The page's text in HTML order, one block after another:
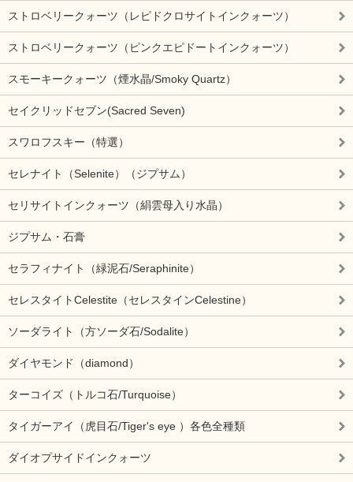
ストロベリークォーツ（レピドクロサイトインクォーツ）
ストロベリークォーツ（ピンクエピドートインクォーツ）
スモーキークォーツ（煙水晶/Smoky Quartz）
セイクリッドセブン(Sacred Seven)
スワロフスキー（特選）
セレナイト（Selenite）（ジプサム）
セリサイトインクォーツ（絹雲母入り水晶）
ジプサム・石膏
セラフィナイト（緑泥石/Seraphinite）
セレスタイトCelestite（セレスタインCelestine）
ソーダライト（方ソーダ石/Sodalite）
ダイヤモンド（diamond）
ターコイズ（トルコ石/Turquoise）
タイガーアイ（虎目石/Tiger's eye ）各色全種類
ダイオプサイドインクォーツ